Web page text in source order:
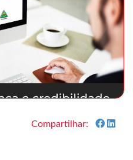
Compartilhar: